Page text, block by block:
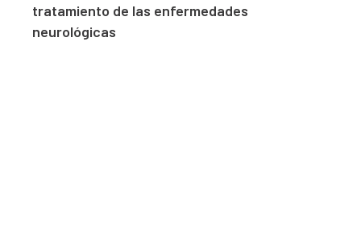
tratamiento de las enfermedades
neurológicas